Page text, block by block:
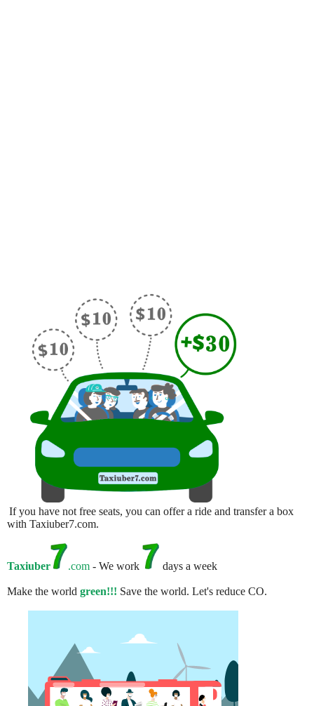
If you have not free seats, you can offer a ride and transfer a box
with Taxiuber7.com.
Taxiuber .com - We work days a week
Make the world green!!! Save the world. Let's reduce CO.